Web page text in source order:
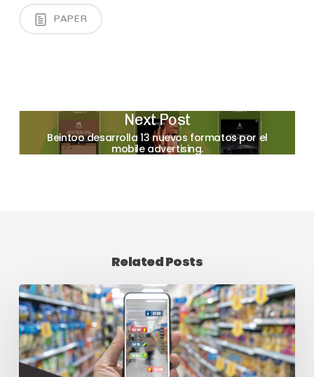
PAPER
Next Post
Beintoo desarrolla 13 nuevos formatos por el
mobile advertising.
Related Posts